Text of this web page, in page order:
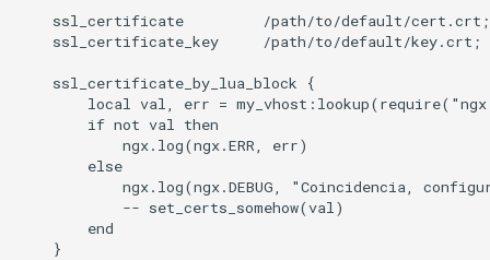
delay
dynamic-etag
dynamic-limit-req
    ssl_certificate         /path/to/default/cert.crt;
    ssl_certificate_key     /path/to/default/key.crt;
    ssl_certificate_by_lua_block {
local val, err =
        if not val then
            ngx.log(ngx.ERR, err)
        else
ngx.log(ngx.DEBUG, "Coincidencia,
            -- set_certs_somehow(val)
        end
    }